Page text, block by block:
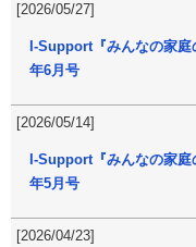
[2026/05/27]
I-Support『みんなの家
年6月号
[2026/05/14]
I-Support『みんなの家
年5月号
[2026/04/23]